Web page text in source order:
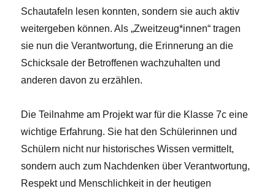
Schautafeln lesen konnten, sondern sie auch aktiv
weitergeben können. Als „Zweitzeug*innen“ tragen
sie nun die Verantwortung, die Erinnerung an die
Schicksale der Betroffenen wachzuhalten und
anderen davon zu erzählen.
Die Teilnahme am Projekt war für die Klasse 7c eine
wichtige Erfahrung. Sie hat den Schülerinnen und
Schülern nicht nur historisches Wissen vermittelt,
sondern auch zum Nachdenken über Verantwortung,
Respekt und Menschlichkeit in der heutigen